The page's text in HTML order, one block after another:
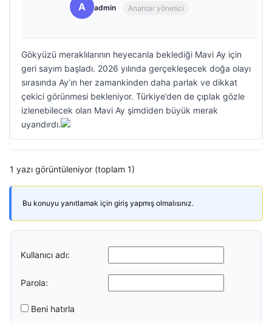
A admin Anahtar yönetici
Gökyüzü meraklılarının heyecanla beklediği Mavi Ay için
geri sayım başladı. 2026 yılında gerçekleşecek doğa olayı
sırasında Ay’ın her zamankinden daha parlak ve dikkat
çekici görünmesi bekleniyor. Türkiye’den de çıplak gözle
izlenebilecek olan Mavi Ay şimdiden büyük merak
uyandırdı.
1 yazı görüntüleniyor (toplam 1)
Bu konuyu yanıtlamak için giriş yapmış olmalısınız.
Kullanıcı adı:
Parola:
Beni hatırla